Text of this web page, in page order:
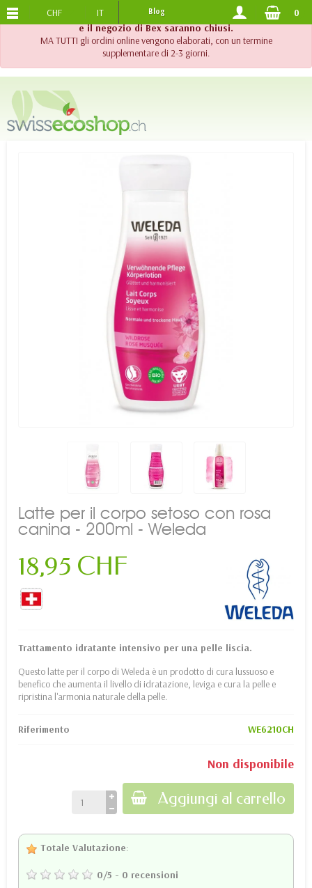
!! Importante !! Fino al 20 agosto 2026, l'assistenza telefonica
e il negozio di Bex saranno chiusi.
MA TUTTI gli ordini online vengono elaborati, con un termine
supplementare di 2-3 giorni.
SPEDIZIONE GRATUITADA 120.-
CHF IT Blog 0
Latte per il corpo setoso con rosa
canina - 200ml - Weleda
18,95 CHF
Trattamento idratante intensivo per una pelle liscia.
Questo latte per il corpo di Weleda è un prodotto di cura lussuoso e
benefico che aumenta il livello di idratazione, leviga e cura la pelle e
ripristina l'armonia naturale della pelle.
Riferimento WE6210CH
Non disponibile
Aggiungi al carrello
Totale Valutazione:
0/5 - 0 recensioni